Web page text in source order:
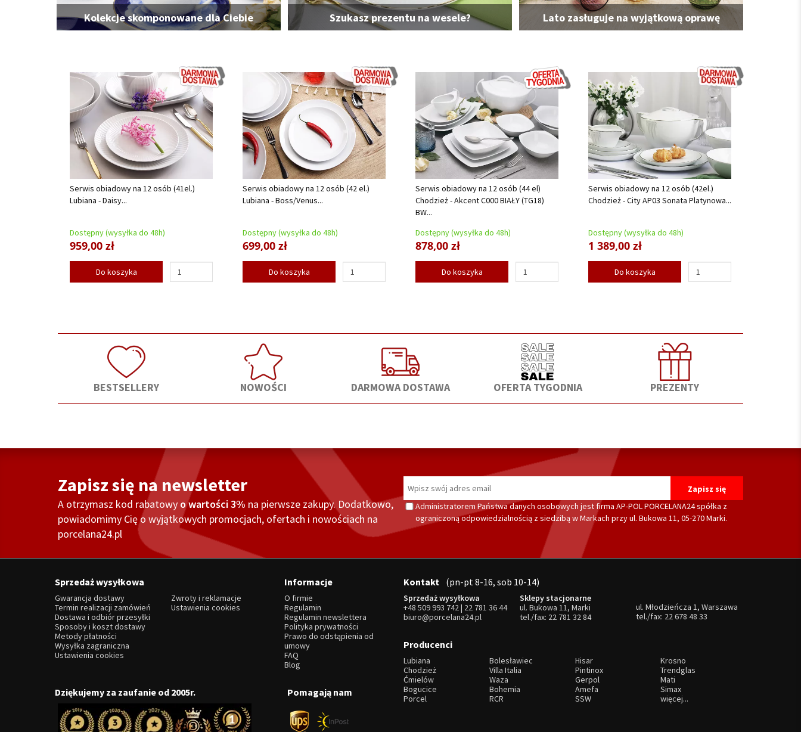
Kolekcje skomponowane dla Ciebie Szukasz prezentu na wesele? Lato zasługuje na wyjątkową oprawę
Serwis obiadowy na 12 osób (41el.)
Lubiana - Daisy...
Dostępny (wysyłka do 48h)
959,00 zł
Do koszyka
Serwis obiadowy na 12 osób (42 el.)
Lubiana - Boss/Venus...
Dostępny (wysyłka do 48h)
699,00 zł
Do koszyka
Serwis obiadowy na 12 osób (44 el)
Chodzież - Akcent C000 BIAŁY (TG18)
BW...
Dostępny (wysyłka do 48h)
878,00 zł
Do koszyka
Serwis obiadowy na 12 osób (42el.)
Chodzież - City AP03 Sonata Platynowa...
Dostępny (wysyłka do 48h)
1 389,00 zł
Do koszyka
BESTSELLERY NOWOŚCI DARMOWA DOSTAWA OFERTA TYGODNIA PREZENTY
Zapisz się na newsletter
A otrzymasz kod rabatowy o wartości 3% na pierwsze zakupy. Dodatkowo,
powiadomimy Cię o wyjątkowych promocjach, ofertach i nowościach na
porcelana24.pl
Administratorem Państwa danych osobowych jest firma AP-POL PORCELANA24 spółka z
ograniczoną odpowiedzialnością z siedzibą w Markach przy ul. Bukowa 11, 05-270 Marki.
Sprzedaż wysyłkowa
Gwarancja dostawy
Termin realizacji zamówień
Dostawa i odbiór przesyłki
Sposoby i koszt dostawy
Metody płatności
Wysyłka zagraniczna
Ustawienia cookies
Zwroty i reklamacje
Ustawienia cookies
Informacje
O firmie
Regulamin
Regulamin newslettera
Polityka prywatności
Prawo do odstąpienia od
umowy
FAQ
Blog
Kontakt (pn-pt 8-16, sob 10-14)
Sprzedaż wysyłkowa
+48 509 993 742| 22 781 36 44
biuro@porcelana24.pl
Sklepy stacjonarne
ul. Bukowa 11, Marki
tel./fax: 22 781 32 84
ul. Młodzieńcza 1, Warszawa
tel./fax: 22 678 48 33
Producenci
Lubiana Bolesławiec Hisar
Krosno
Chodzież
Villa Italia Pintinox
Trendglas
Ćmielów
Waza Gerpol
Mati
Bogucice
Bohemia Amefa
Simax
Porcel
RCR SSW więcej...
Dziękujemy za zaufanie od 2005r. Pomagają nam